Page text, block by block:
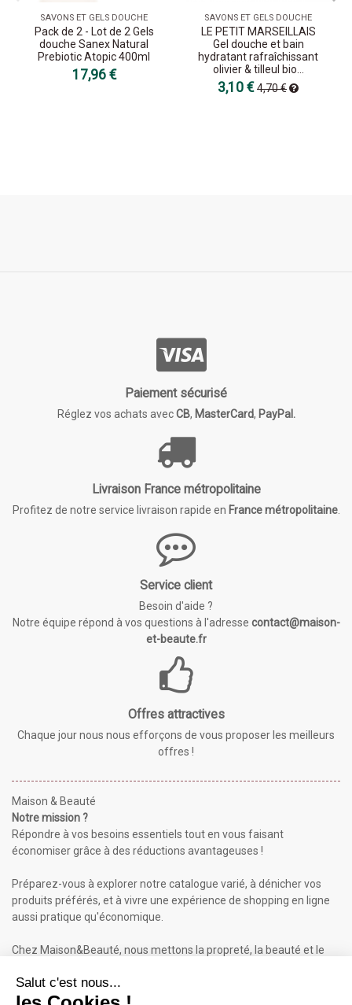
SAVONS ET GELS DOUCHE
Pack de 2 - Lot de 2 Gels
douche Sanex Natural
Prebiotic Atopic 400ml
17,96 €
SAVONS ET GELS DOUCHE
LE PETIT MARSEILLAIS
Gel douche et bain
hydratant rafraîchissant
olivier & tilleul bio...
3,10 €4,70 €
Paiement sécurisé
Réglez vos achats avecCB, MasterCard, PayPal.
Livraison France métropolitaine
Profitez de notre service livraison rapide en France métropolitaine.
Service client
Besoin d'aide ?
Notre équipe répond à vos questions à l'adresse contact@maison-
et-beaute.fr
Offres attractives
Chaque jour nous nous efforçons de vous proposer les meilleurs
offres !
Maison & Beauté
Notre mission ?
Répondre à vos besoins essentiels tout en vous faisant
économiser grâce à des réductions avantageuses !
Préparez-vous à explorer notre catalogue varié, à dénicher vos
produits préférés, et à vivre une expérience de shopping en ligne
aussi pratique qu'économique.
Chez Maison&Beauté, nous mettons la propreté, la beauté et le
Maison & Beauté : Informations
À propos de nous